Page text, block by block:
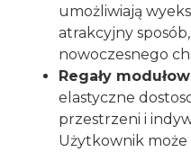
umożliwiają
atrakcyjny
nowoczesnego
Regały
elastyczne
przestrzeni i
Użytkownik może